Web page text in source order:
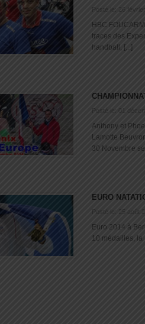
Posté le: 26
HBC
traces des
handball, [...]
Posté le: 01
Anthony et
Lamotte
30 Novembre
EURO
Posté le: 25 août
Euro 2014 à
10 médailles, la